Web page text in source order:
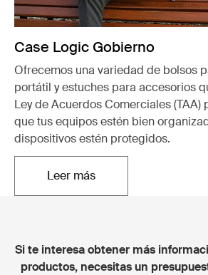
Case Logic Gobierno
Ofrecemos una variedad de bolsos
portátil y estuches para accesorios
Ley de Acuerdos Comerciales (TAA)
que tus equipos estén bien
dispositivos estén protegidos.
Leer másSe abre en una nueva
Si te interesa obtener más
productos, necesitas un